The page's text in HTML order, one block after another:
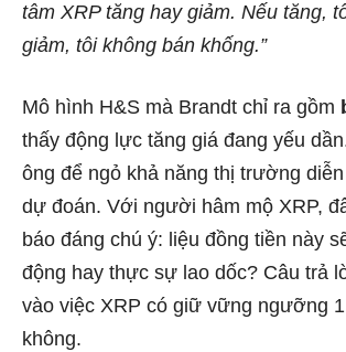
tâm XRP tăng hay giảm. Nếu tăng,
giảm, tôi không bán khống.”
Mô hình H&S mà Brandt chỉ ra gồm
thấy động lực tăng giá đang yếu
ông để ngỏ khả năng thị trường
dự đoán. Với người hâm mộ XRP,
báo đáng chú ý: liệu đồng tiền này
động hay thực sự lao dốc? Câu trả
vào việc XRP có giữ vững ngưỡng
không.